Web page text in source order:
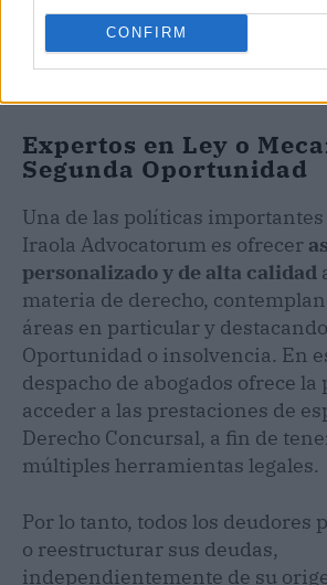
CONFIRM
Expertos en Ley o
Segunda Oportunidad
Una de las políticas
Iraola Advocatorum es ofrecer
personalizado y de alta calidad
materia de derecho,
áreas en particular y
Oportunidad o insolvencia. En
despacho de abogados ofrece
acceder a las prestaciones de
Derecho Concursal, a fin de
múltiples herramientas legales.
Por lo tanto, todos los deudores
o reestructurar sus deudas,
independientemente de su